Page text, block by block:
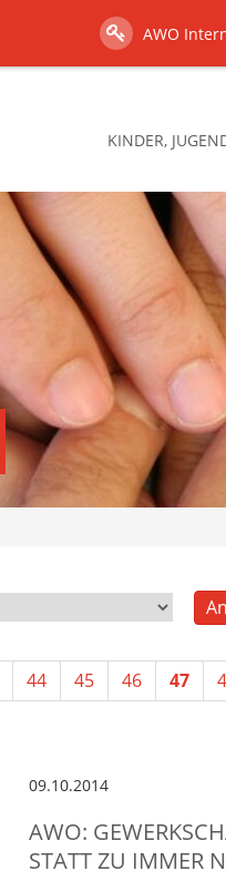
AWO
KINDER,
44 45 46 47
09.10.2014
AWO:
STATT ZU IMMER